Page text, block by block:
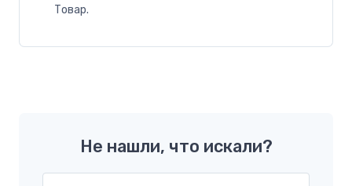
Товар.
Не нашли, что искали?